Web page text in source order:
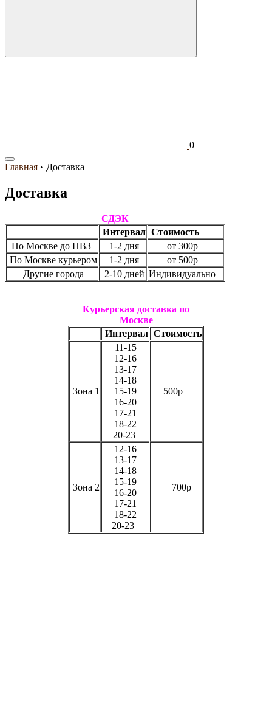
0
Главная • Доставка
Доставка
СДЭК
Интервал Стоимость
По Москве до ПВЗ
1-2 дня
от 300р
По Москве курьером
1-2 дня
от 500р
Другие города
2-10 дней Индивидуально
Курьерская доставка по
Москве
Интервал Стоимость
Зона 1
11-15
12-16
13-17
14-18
15-19
16-20
17-21
18-22
20-23
500р
Зона 2
12-16
13-17
14-18
15-19
16-20
17-21
18-22
20-23
700р